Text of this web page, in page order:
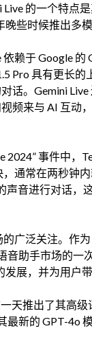
的一个特点
些时候推出多
赖于 Google
Pro 具有更长
话。Gemini
频来与 AI 互动
2024” 事件中，
，通常在两秒钟
声音进行对话，
广泛关注。作
音助手市场的
展，并为用户
天推出了其高
最新的 GPT-4o